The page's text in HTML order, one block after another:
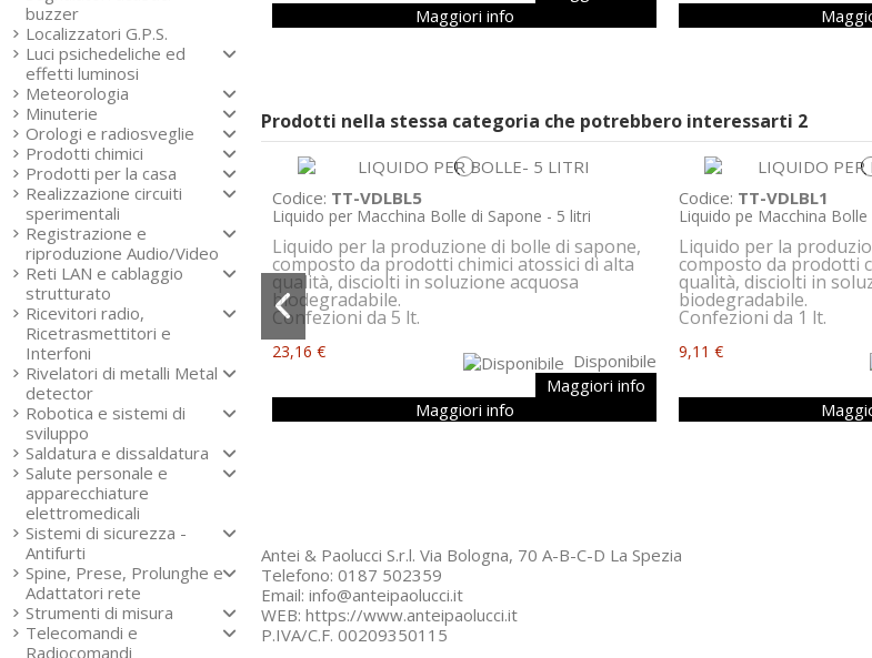
Maggiori info
Prodotti nella stessa categoria che potrebbero interessarti 2
Codice: TT-VDLBL5
Liquido per Macchina Bolle di Sapone - 5 litri
Liquido per la produzione di bolle di sapone,
composto da prodotti chimici atossici di alta
qualità, disciolti in soluzione acquosa
biodegradabile.
Confezioni da 5 lt.
23,16 €
Disponibile
Maggiori info
Maggiori info
Codice: TT-VDLBL1
Liquido pe Macchina
Liquido per la
composto da prodotti
qualità, disciolti in
biodegradabile.
Confezioni da 1 lt.
9,11 €
Antei & Paolucci S.r.l. Via Bologna, 70 A-B-C-D La Spezia
Telefono: 0187 502359
Email: info@anteipaolucci.it
WEB: https://www.anteipaolucci.it
P.IVA/C.F. 00209350115
buzzer
Localizzatori G.P.S.
Luci psichedeliche ed
effetti luminosi
Meteorologia
Minuterie
Orologi e radiosveglie
Prodotti chimici
Prodotti per la casa
Realizzazione circuiti
sperimentali
Registrazione e
riproduzione Audio/Video
Reti LAN e cablaggio
strutturato
Ricevitori radio,
Ricetrasmettitori e
Interfoni
Rivelatori di metalli Metal
detector
Robotica e sistemi di
sviluppo
Saldatura e dissaldatura
Salute personale e
apparecchiature
elettromedicali
Sistemi di sicurezza -
Antifurti
Spine, Prese, Prolunghe e
Adattatori rete
Strumenti di misura
Telecomandi e
Radiocomandi